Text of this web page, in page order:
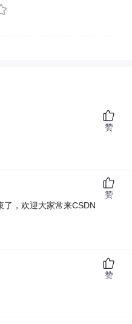
赞
了，欢迎大家常来CSDN
赞
赞